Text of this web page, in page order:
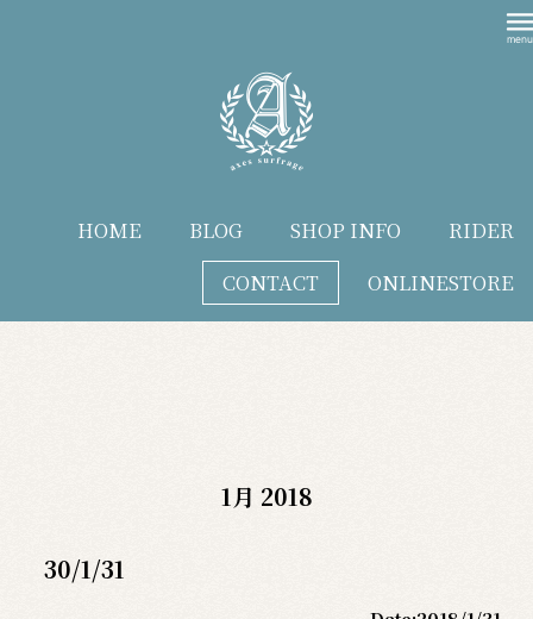
HOME BLOG SHOP INFO
RIDER
CONTACT
ONLINESTORE
1月 2018
30/1/31